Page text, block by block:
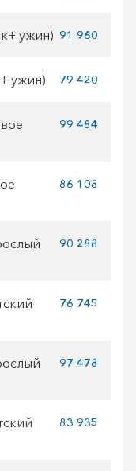
ужин) 91 960
ужин) 79 420
99 484
86 108
90 288
76 745
97 478
83 935